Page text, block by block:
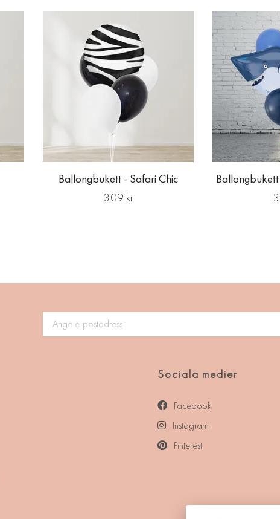
Ballongbukett - Safari Chic
309 kr
Sociala medier
Facebook
Instagram
Pinterest